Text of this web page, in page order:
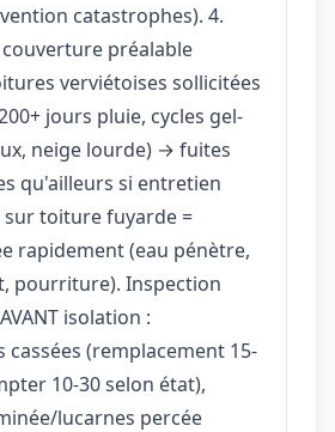
catastrophes). 4.
préalable
verviétoises sollicitées
jours pluie, cycles gel-
neige lourde) → fuites
qu'ailleurs si entretien
sur toiture fuyarde =
rapidement (eau pénètre,
pourriture). Inspection
isolation :
(remplacement 15-
10-30 selon état),
lucarnes percée